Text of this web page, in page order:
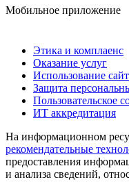
Мобильное приложение
Этика и комплаенс
Оказание услуг
Использование
Защита
Пользовательское
ИТ аккредитация
На информационном
рекомендательные
предоставления
и анализа сведений,